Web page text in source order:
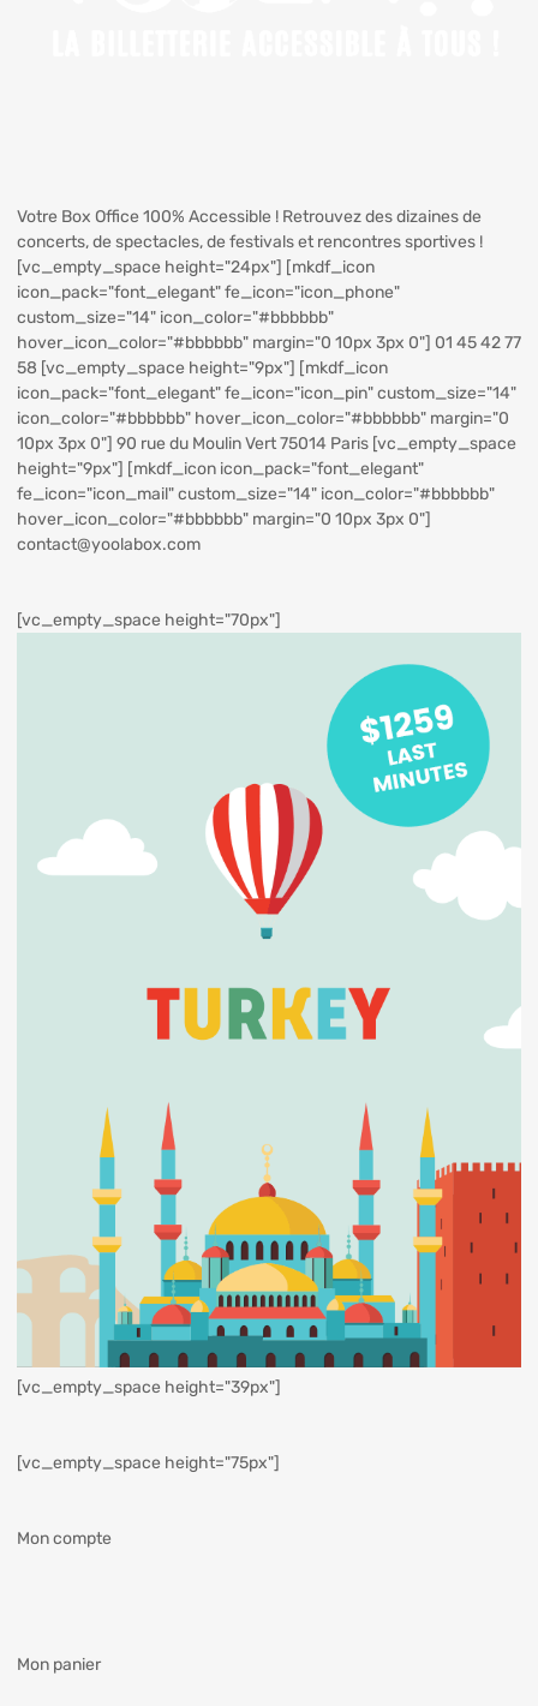
Votre Box Office 100% Accessible ! Retrouvez des dizaines de
concerts, de spectacles, de festivals et rencontres sportives !
[vc_empty_space height="24px"] [mkdf_icon
icon_pack="font_elegant" fe_icon="icon_phone"
custom_size="14" icon_color="#bbbbbb"
hover_icon_color="#bbbbbb" margin="0 10px 3px 0"] 01 45 42 77
58 [vc_empty_space height="9px"] [mkdf_icon
icon_pack="font_elegant" fe_icon="icon_pin" custom_size="14"
icon_color="#bbbbbb" hover_icon_color="#bbbbbb" margin="0
10px 3px 0"] 90 rue du Moulin Vert 75014 Paris [vc_empty_space
height="9px"] [mkdf_icon icon_pack="font_elegant"
fe_icon="icon_mail" custom_size="14" icon_color="#bbbbbb"
hover_icon_color="#bbbbbb" margin="0 10px 3px 0"]
contact@yoolabox.com
[vc_empty_space height="70px"]
[vc_empty_space height="39px"]
[vc_empty_space height="75px"]
Mon compte
Mon panier